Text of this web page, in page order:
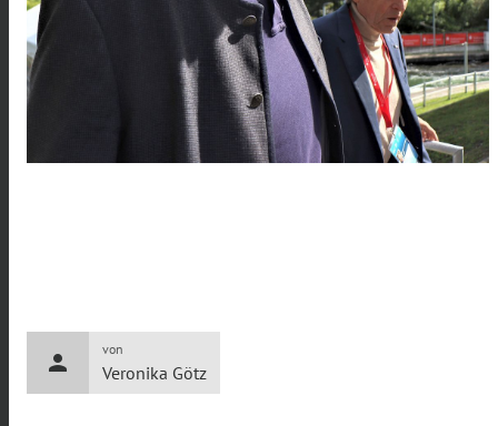
person
von
Veronika Götz